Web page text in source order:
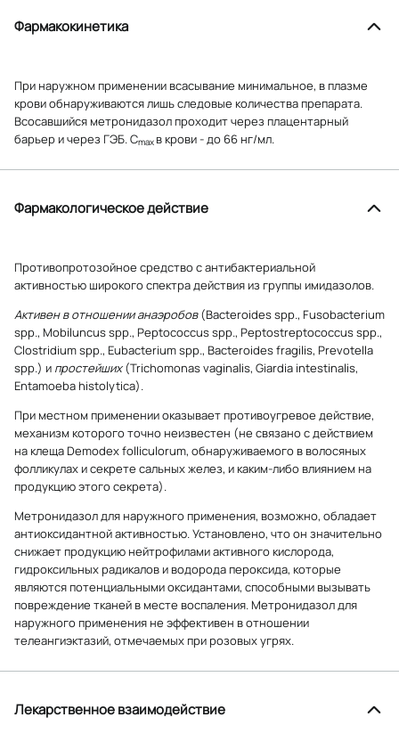
Фармакокинетика
При наружном применении всасывание минимальное, в плазме
крови обнаруживаются лишь следовые количества препарата.
Всосавшийся метронидазол проходит через плацентарный
барьер и через ГЭБ. Cmax в крови - до 66 нг/мл.
Фармакологическое действие
Противопротозойное средство с антибактериальной
активностью широкого спектра действия из группы имидазолов.
Активен в отношении анаэробов(Bacteroides spp., Fusobacterium
spp., Mobiluncus spp., Peptococcus spp., Peptostreptococcus spp.,
Clostridium spp., Eubacterium spp., Bacteroides fragilis, Prevotella
spp.) и простейших(Trichomonas vaginalis, Giardia intestinalis,
Entamoeba histolytica).
При местном применении оказывает противоугревое действие,
механизм которого точно неизвестен (не связано с действием
на клеща Demodex folliculorum, обнаруживаемого в волосяных
фолликулах и секрете сальных желез, и каким-либо влиянием на
продукцию этого секрета).
Метронидазол для наружного применения, возможно, обладает
антиоксидантной активностью. Установлено, что он значительно
снижает продукцию нейтрофилами активного кислорода,
гидроксильных радикалов и водорода пероксида, которые
являются потенциальными оксидантами, способными вызывать
повреждение тканей в месте воспаления. Метронидазол для
наружного применения не эффективен в отношении
телеангиэктазий, отмечаемых при розовых угрях.
Лекарственное взаимодействие